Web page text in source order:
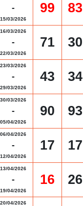
-
15/03/2026
99 83
16/03/2026
-
22/03/2026
71 30
23/03/2026
-
29/03/2026
43 34
30/03/2026
-
05/04/2026
90 93
06/04/2026
-
12/04/2026
17 17
13/04/2026
-
19/04/2026
16 26
20/04/2026